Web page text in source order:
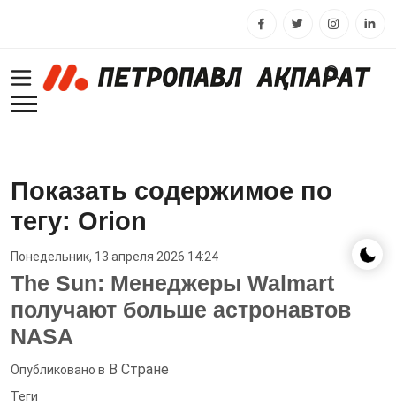
Показать содержимое по
тегу: Orion
Понедельник, 13 апреля 2026 14:24
The Sun: Менеджеры Walmart
получают больше астронавтов
NASA
Опубликовано в В Стране
Теги